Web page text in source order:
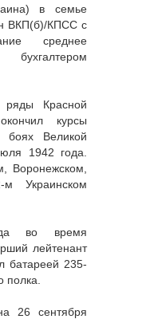
в семье
ВКП(б)/КПСС с
среднее
Красной
курсы
боях Великой
1942 года.
Воронежском,
Украинском
во время
лейтенант
батареей 235-
полка.
26 сентября